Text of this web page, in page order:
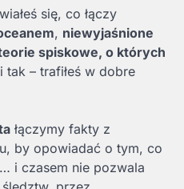
się, co łączy
, niewyjaśnione
spiskowe, o których
tak – trafiłeś w dobre
łączymy fakty z
by opowiadać o tym, co
i czasem nie pozwala